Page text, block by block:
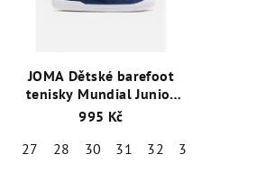
JOMA Dětské barefoot
tenisky Mundial Junior
modré
995 Kč
27
28 30 31 32 33